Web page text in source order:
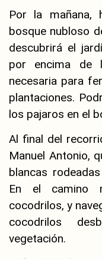
Por la mañana,
bosque nubloso
descubrirá el
por encima de
necesaria para
plantaciones.
los pajaros en el
Al final del
Manuel Antonio,
blancas
En el camino
cocodrilos, y
cocodrilos
vegetación.